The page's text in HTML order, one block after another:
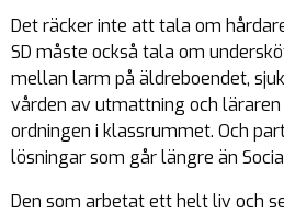
Det räcker inte att tala om
SD måste också tala om
mellan larm på äldreboendet,
vården av utmattning och
ordningen i klassrummet. Och
lösningar som går längre än
Den som arbetat ett helt liv och